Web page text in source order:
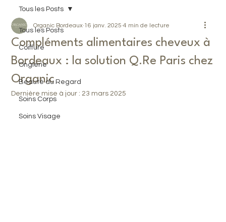
Tous les Posts
Coiffure
Onglerie
Beauté du Regard
Soins Corps
Soins Visage
Tous les Posts
Compléments alimentaires cheveux à
Bordeaux : la solution Q.Re Paris chez
Organic
Organic Bordeaux 16 janv. 2025 4 min de lecture
Dernière mise à jour : 23 mars 2025